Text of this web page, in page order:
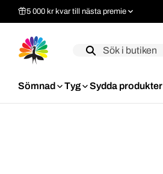
5 000 kr kvar till nästa premie
Label
Sömnad Tyg Sydda produkter